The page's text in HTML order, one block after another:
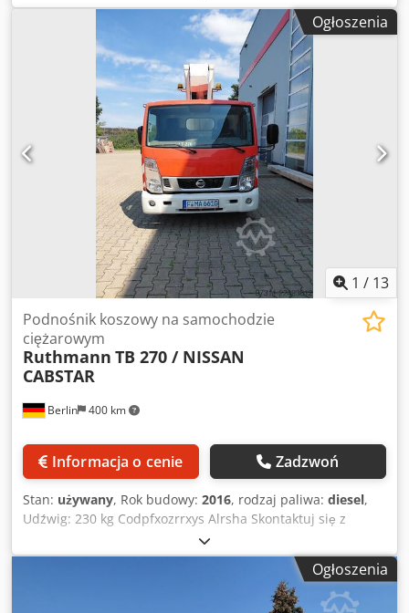
Alroa
Ogłoszenia
1 / 13
Berlin 400 km
Podnośnik koszowy na samochodzie
ciężarowym
Ruthmann TB 270 / NISSAN
CABSTAR
Informacja o cenie Zadzwoń
Stan: używany, Rok budowy: 2016, rodzaj paliwa: diesel,
Udźwig: 230 kg Codpfxozrrxys Alrsha Skontaktuj się z
Centrum Urządzeń Używanych, aby uzyskać więcej
informacji.
Ogłoszenia